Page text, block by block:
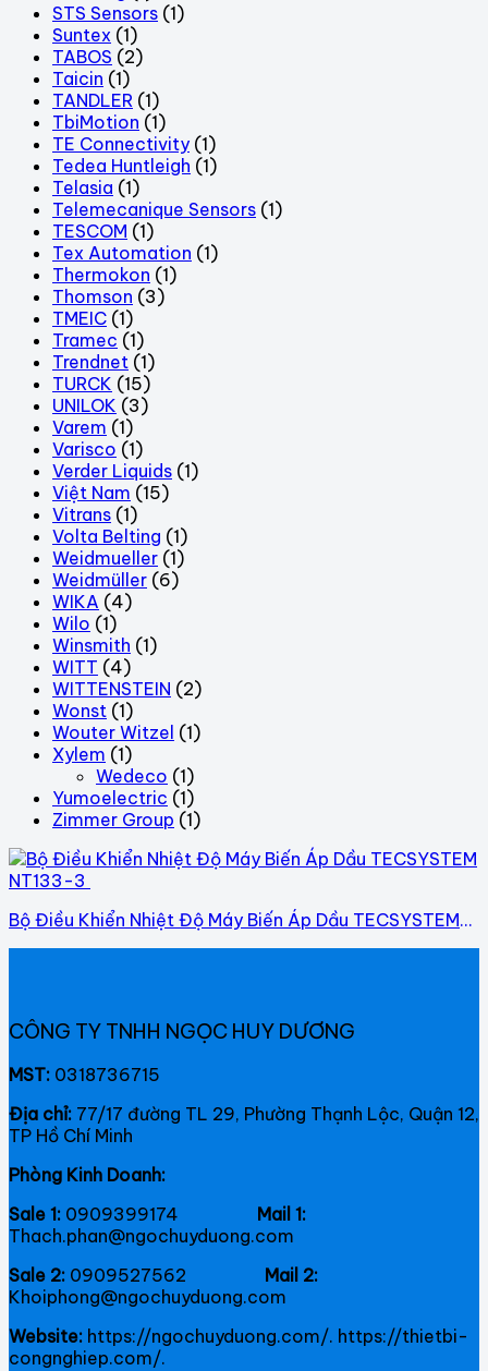
STS Sensors (1)
Suntex (1)
TABOS (2)
Taicin (1)
TANDLER (1)
TbiMotion (1)
TE Connectivity (1)
Tedea Huntleigh (1)
Telasia (1)
Telemecanique Sensors (1)
TESCOM (1)
Tex Automation (1)
Thermokon (1)
Thomson (3)
TMEIC (1)
Tramec (1)
Trendnet (1)
TURCK (15)
UNILOK (3)
Varem (1)
Varisco (1)
Verder Liquids (1)
Việt Nam (15)
Vitrans (1)
Volta Belting (1)
Weidmueller (1)
Weidmüller (6)
WIKA (4)
Wilo (1)
Winsmith (1)
WITT (4)
WITTENSTEIN (2)
Wonst (1)
Wouter Witzel (1)
Xylem (1)
Wedeco (1)
Yumoelectric (1)
Zimmer Group (1)
Bộ Điều Khiển Nhiệt Độ Máy Biến Áp Dầu TECSYSTEM
CÔNG TY TNHH NGỌC HUY DƯƠNG
MST: 0318736715
Địa chỉ: 77/17 đường TL 29, Phường Thạnh Lộc, Quận 12,
TP Hồ Chí Minh
Phòng Kinh Doanh:
Sale 1: 0909399174 Mail 1:
Thach.phan@ngochuyduong.com
Sale 2: 0909527562 Mail 2:
Khoiphong@ngochuyduong.com
Website: https://ngochuyduong.com/. https://thietbi-
congnghiep.com/.